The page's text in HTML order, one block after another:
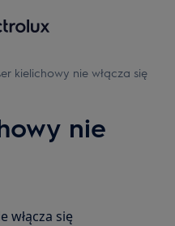
kielichowy nie włącza się
nie
włącza się